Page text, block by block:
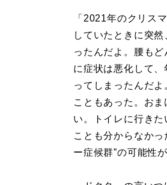
「2021年のクリス
していたときに突
ったんだよ。腰も
に症状は悪化して
ってしまったんだ
こともあった。お
い。トイレに行き
ことも分からなか
ー症候群”の可能性